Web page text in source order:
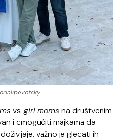
vs.girl momsna društvenim
i omogućiti majkama da
važno je gledati ih